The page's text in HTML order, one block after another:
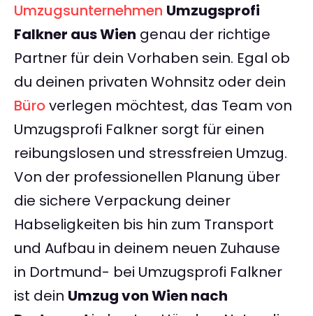
Umzugsunternehmen Umzugsprofi
Falkner aus Wien genau der richtige
Partner für dein Vorhaben sein. Egal ob
du deinen privaten Wohnsitz oder dein
Büroverlegen möchtest, das Team von
Umzugsprofi Falkner sorgt für einen
reibungslosen und stressfreien Umzug.
Von der professionellen Planung über
die sichere Verpackung deiner
Habseligkeiten bis hin zum Transport
und Aufbau in deinem neuen Zuhause
in Dortmund- bei Umzugsprofi Falkner
ist dein Umzug von Wien nach